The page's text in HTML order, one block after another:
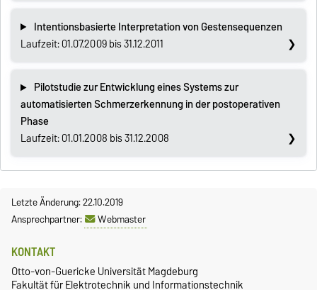
Intentionsbasierte Interpretation von Gestensequenzen
Laufzeit: 01.07.2009 bis 31.12.2011
Pilotstudie zur Entwicklung eines Systems zur
automatisierten Schmerzerkennung in der postoperativen
Phase
Laufzeit: 01.01.2008 bis 31.12.2008
Letzte Änderung: 22.10.2019
Ansprechpartner:
Webmaster
KONTAKT
Otto-von-Guericke Universität Magdeburg
Fakultät für Elektrotechnik und Informationstechnik